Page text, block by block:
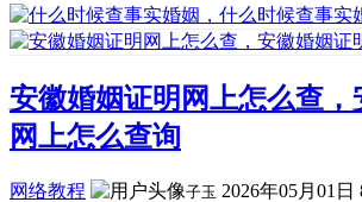
安徽婚姻证明网上怎么查，
网上怎么查询
网络教程 子玉 2026年05月01日